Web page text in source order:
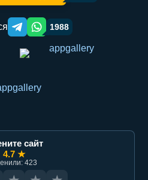
Telegram orqali ulashish
WhatsApp orqali ulashish
1988
сайт
4.7 ★
423